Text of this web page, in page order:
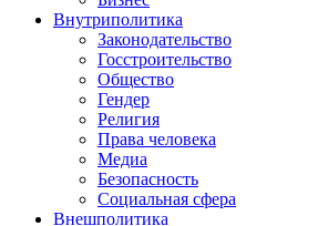
Внутриполитика
Законодательство
Госстроительство
Общество
Гендер
Религия
Права человека
Медиа
Безопасность
Социальная сфера
Внешполитика